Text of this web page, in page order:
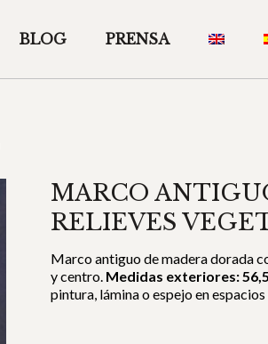
BLOG PRENSA
MARCO
RELIEVES
Marco antiguo de madera dorada
y centro. Medidas exteriores:
pintura, lámina o espejo en